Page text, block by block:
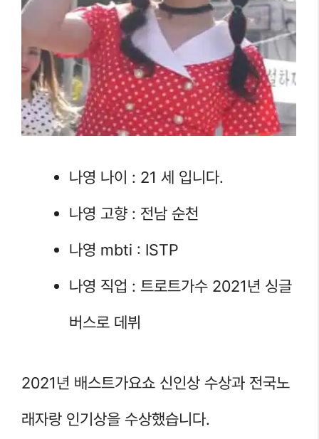
나영 나이 : 21 세 입니다.
나영 고향 : 전남 순천
나영 mbti : ISTP
나영 직업 : 트로트가수 2021년 싱글
버스로 데뷔
2021년 배스트가요쇼 신인상 수상과 전국노
래자랑 인기상을 수상했습니다.